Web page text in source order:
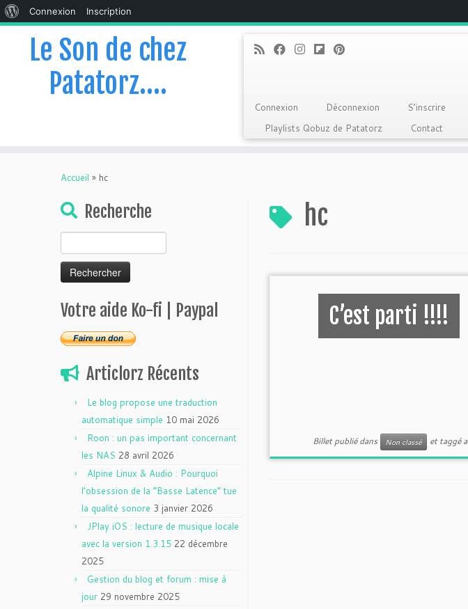
WordPress
Connexion
Inscription
Le Son de chez
Patatorz….
Connexion Déconnexion S’inscrire
Playlists Qobuz de Patatorz
Contact
Accueil » hc
Recherche
Votre aide Ko-fi | Paypal
Articlorz Récents
Le blog propose une traduction
automatique simple 10 mai 2026
Roon : un pas important concernant
les NAS 28 avril 2026
Alpine Linux & Audio : Pourquoi
l’obsession de la “Basse Latence” tue
la qualité sonore 3 janvier 2026
JPlay iOS : lecture de musique locale
avec la version 1.3.15 22 décembre
2025
Gestion du blog et forum : mise à
jour 29 novembre 2025
hc
C’est parti !!!!
Billet publié dans Non classé et taggé